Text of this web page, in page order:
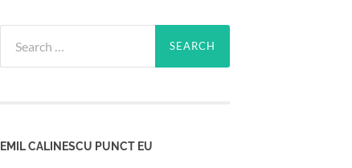
for:
EMIL CALINESCU PUNCT EU